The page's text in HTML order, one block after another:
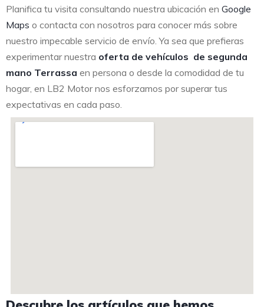
Planifica tu visita consultando nuestra ubicación en Google
Maps o contacta con nosotros para conocer más sobre
nuestro impecable servicio de envío. Ya sea que prefieras
experimentar nuestra oferta de vehículos de segunda
mano Terrassa en persona o desde la comodidad de tu
hogar, en LB2 Motor nos esforzamos por superar tus
expectativas en cada paso.